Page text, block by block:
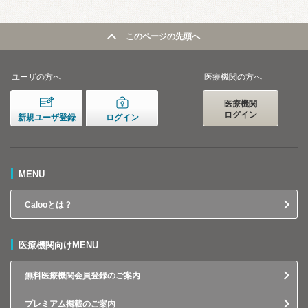
このページの先頭へ
ユーザの方へ
新規ユーザ登録 ログイン
医療機関の方へ
医療機関
ログイン
MENU
Calooとは？
医療機関向けMENU
無料医療機関会員登録のご案内
プレミアム掲載のご案内